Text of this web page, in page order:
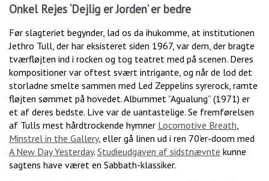
Onkel Rejes ‘Dejlig er Jorden’ er bedre
Før slagteriet begynder, lad os da ihukomme, at institutionen
Jethro Tull, der har eksisteret siden 1967, var dem, der bragte
tværfløjten ind i rocken og tog teatret med på scenen. Deres
kompositioner var oftest svært intrigante, og når de lod det
storladne smelte sammen med Led Zeppelins syrerock, ramte
fløjten sømmet på hovedet. Albummet ”Agualung” (1971) er
et af deres bedste. Live var de uantastelige. Se fremførelsen
af Tulls mest hårdtrockende hymner Locomotive Breath,
Minstrel in the Gallery, eller gå linen ud i ren 70’er-doom med
A New Day Yesterday. Studieudgaven af sidstnævnte kunne
sagtens have været en Sabbath-klassiker.